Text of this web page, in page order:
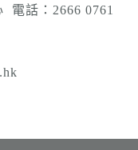
電話：2666 0761